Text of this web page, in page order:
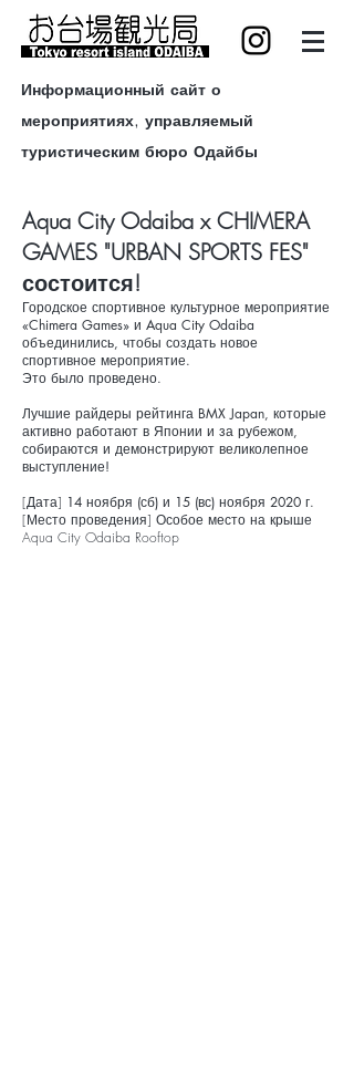
Информационный сайт о
мероприятиях, управляемый
туристическим бюро Одайбы
Aqua City Odaiba x CHIMERA
GAMES "URBAN SPORTS FES"
состоится!
Городское спортивное культурное мероприятие
«Chimera Games» и Aqua City Odaiba
объединились, чтобы создать новое
спортивное мероприятие.
Это было проведено.
Лучшие райдеры рейтинга BMX Japan, которые
активно работают в Японии и за рубежом,
собираются и демонстрируют великолепное
выступление!
[Дата] 14 ноября (сб) и 15 (вс) ноября 2020 г.
[Место проведения] Особое место на крыше
Aqua City Odaiba Rooftop